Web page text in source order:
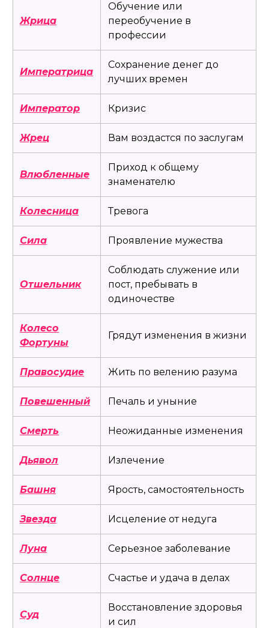
Жрица
Обучение или
переобучение в
профессии
Императрица
Сохранение денег до
лучших времен
Император Кризис
Жрец Вам воздастся по заслугам
Влюбленные
Приход к общему
знаменателю
Колесница Тревога
Сила Проявление мужества
Отшельник
Соблюдать служение или
пост, пребывать в
одиночестве
Колесо
Фортуны
Грядут изменения в жизни
Правосудие Жить по велению разума
Повешенный Печаль и уныние
Смерть Неожиданные изменения
Дьявол Излечение
Башня Ярость, самостоятельность
Звезда Исцеление от недуга
Луна Серьезное заболевание
Солнце Счастье и удача в делах
Суд
Восстановление здоровья
и сил